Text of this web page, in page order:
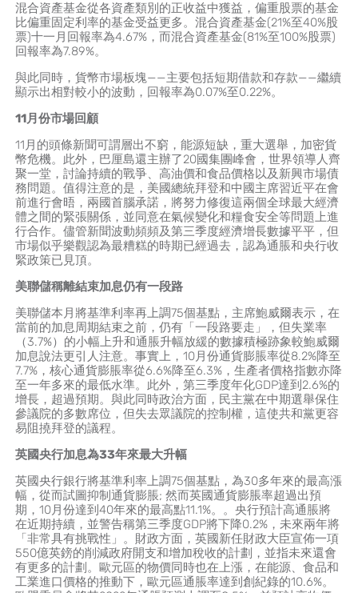
混合資產基金從各資產類別的正收益中獲益，偏重股票的基金
比偏重固定利率的基金受益更多。混合資產基金(21%至40%股
票)十一月回報率為4.67%，而混合資產基金(81%至100%股票)
回報率為7.89%。
與此同時，貨幣市場板塊——主要包括短期借款和存款——繼續
顯示出相對較小的波動，回報率為0.07%至0.22%。
11月份市場回顧
11月的頭條新聞可謂層出不窮，能源短缺，重大選舉，加密貨
幣危機。此外，巴厘島還主辦了20國集團峰會，世界領導人齊
聚一堂，討論持續的戰爭、高油價和食品價格以及新興市場債
務問題。值得注意的是，美國總統拜登和中國主席習近平在會
前進行會晤，兩國首腦承諾，將努力修復這兩個全球最大經濟
體之間的緊張關係，並同意在氣候變化和糧食安全等問題上進
行合作。儘管新聞波動頻頻及第三季度經濟增長數據平平，但
市場似乎樂觀認為最糟糕的時期已經過去，認為通脹和央行收
緊政策已見頂。
美聯儲稱離結束加息仍有一段路
美聯儲本月將基準利率再上調75個基點，主席鮑威爾表示，在
當前的加息周期結束之前，仍有「一段路要走」，但失業率
（3.7%）的小幅上升和通脹升幅放緩的數據積極跡象較鮑威爾
加息說法更引人注意。事實上，10月份通貨膨脹率從8.2%降至
7.7%，核心通貨膨脹率從6.6%降至6.3%，生產者價格指數亦降
至一年多來的最低水準。此外，第三季度年化GDP達到2.6%的
增長，超過預期。與此同時政治方面，民主黨在中期選舉保住
參議院的多數席位，但失去眾議院的控制權，這使共和黨更容
易阻撓拜登的議程。
英國央行加息為33年來最大升幅
英國央行銀行將基準利率上調75個基點，為30多年來的最高漲
幅，從而試圖抑制通貨膨脹; 然而英國通貨膨脹率超過出預
期，10月份達到40年來的最高點11.1%。。央行預計高通脹將
在近期持續，並警告稱第三季度GDP將下降0.2%，未來兩年將
「非常具有挑戰性」。財政方面，英國新任財政大臣宣佈一項
550億英鎊的削減政府開支和增加稅收的計劃，並指未來還會
有更多的計劃。歐元區的物價同時也在上漲，在能源、食品和
工業進口價格的推動下，歐元區通脹率達到創紀錄的10.6%。